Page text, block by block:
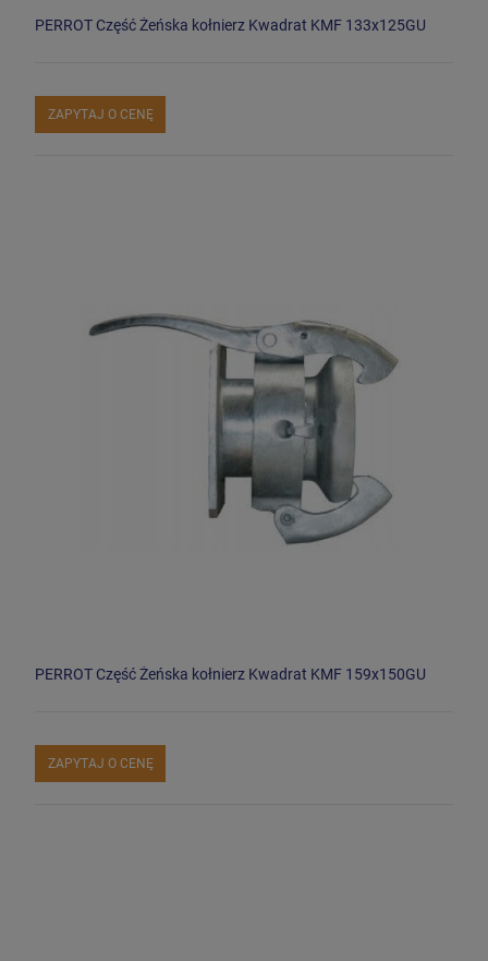
PERROT Część Żeńska kołnierz Kwadrat KMF 133x125GU
ZAPYTAJ O CENĘ
PERROT Część Żeńska kołnierz Kwadrat KMF 159x150GU
ZAPYTAJ O CENĘ